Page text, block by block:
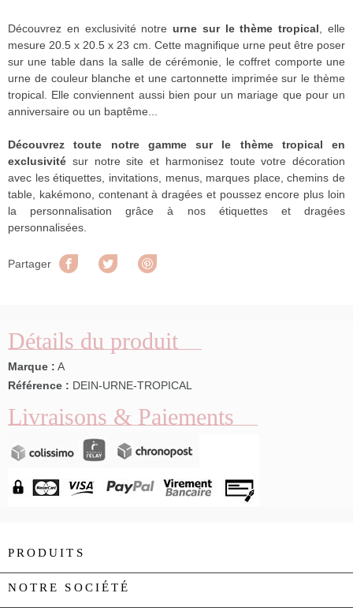
Découvrez en exclusivité notreurne sur le thème tropical , elle
mesure 20.5 x 20.5 x 23 cm. Cette magnifique urne peut être poser
sur une table dans la salle de cérémonie, le coffret comporte une
urne de couleur blanche et une cartonnette imprimée sur le thème
tropical. Elle conviennent aussi bien pour un mariage que pour un
anniversaire ou un baptême...
Découvrez toute notre gamme sur le thème tropical en
exclusivité sur notre site et harmonisez toute votre décoration
avec les étiquettes, invitations, menus, marques place, chemins de
table, kakémono, contenant à dragées et poussez encore plus loin
la personnalisation grâce à nos étiquettes et dragées
personnalisées.
Partager Partager Tweet
Détails du produit
Marque : A
Référence : DEIN-URNE-TROPICAL
Livraisons & Paiements
PRODUITS
NOTRE SOCIÉTÉ